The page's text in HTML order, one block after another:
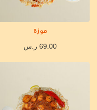
موزة
69.00 ر.س